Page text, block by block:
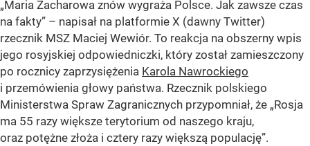
„Maria Zacharowa znów wygraża Polsce. Jak zawsze czas
na fakty” – napisał na platformie X (dawny Twitter)
rzecznik MSZ Maciej Wewiór. To reakcja na obszerny wpis
jego rosyjskiej odpowiedniczki, który został zamieszczony
po rocznicy zaprzysiężenia Karola Nawrockiego
i przemówienia głowy państwa. Rzecznik polskiego
Ministerstwa Spraw Zagranicznych przypomniał, że „Rosja
ma 55 razy większe terytorium od naszego kraju,
oraz potężne złoża i cztery razy większą populację”.